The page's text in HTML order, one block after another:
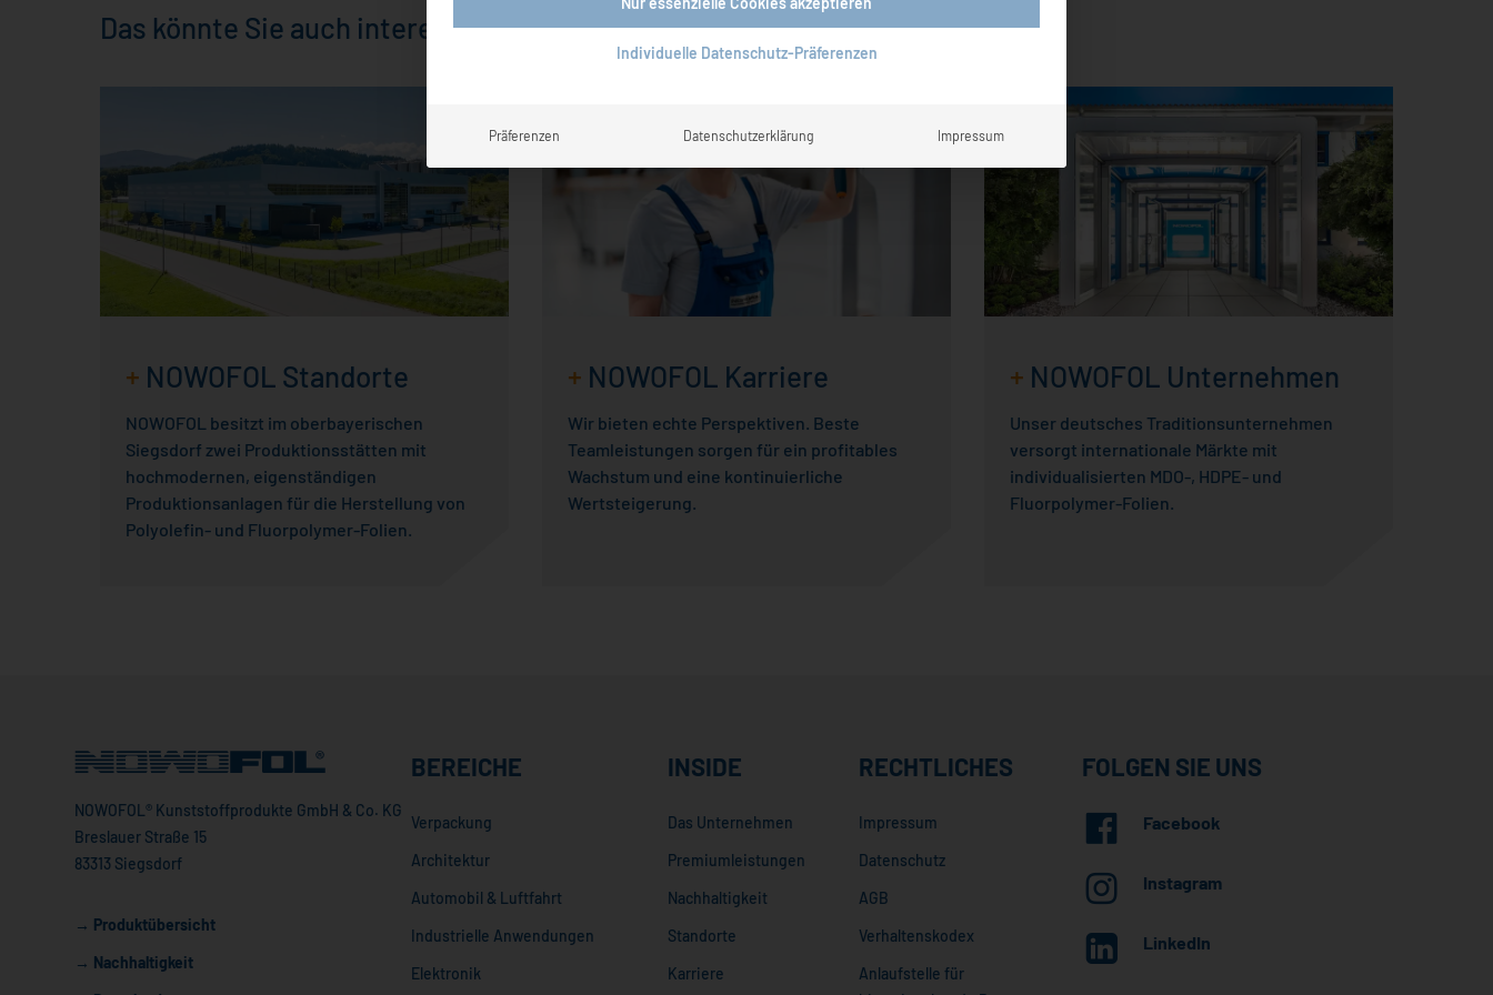
Das könnte Sie auch interessieren
+ NOWOFOL Standorte
NOWOFOL besitzt im oberbayerischen
Siegsdorf zwei Produktionsstätten mit
hochmodernen, eigenständigen
Produktionsanlagen für die Herstellung von
Polyolefin- und Fluorpolymer-Folien.
+ NOWOFOL Karriere
Wir bieten echte Perspektiven. Beste
Teamleistungen sorgen für ein profitables
Wachstum und eine kontinuierliche
Wertsteigerung.
+ NOWOFOL Unternehmen
Unser deutsches Traditionsunternehmen
versorgt internationale Märkte mit
individualisierten MDO-, HDPE- und
Fluorpolymer-Folien.
NOWOFOL® Kunststoffprodukte GmbH & Co. KG
Breslauer Straße 15
83313 Siegsdorf
→ Produktübersicht
→ Nachhaltigkeit
BEREICHE
Verpackung
Architektur
Automobil & Luftfahrt
Industrielle Anwendungen
Elektronik
INSIDE
Das Unternehmen
Premiumleistungen
Nachhaltigkeit
Standorte
Karriere
RECHTLICHES
Impressum
Datenschutz
AGB
Verhaltenskodex
Anlaufstelle für
FOLGEN SIE UNS
Facebook
Instagram
LinkedIn
Individuelle Datenschutz-Präferenzen
Präferenzen Datenschutzerklärung Impressum